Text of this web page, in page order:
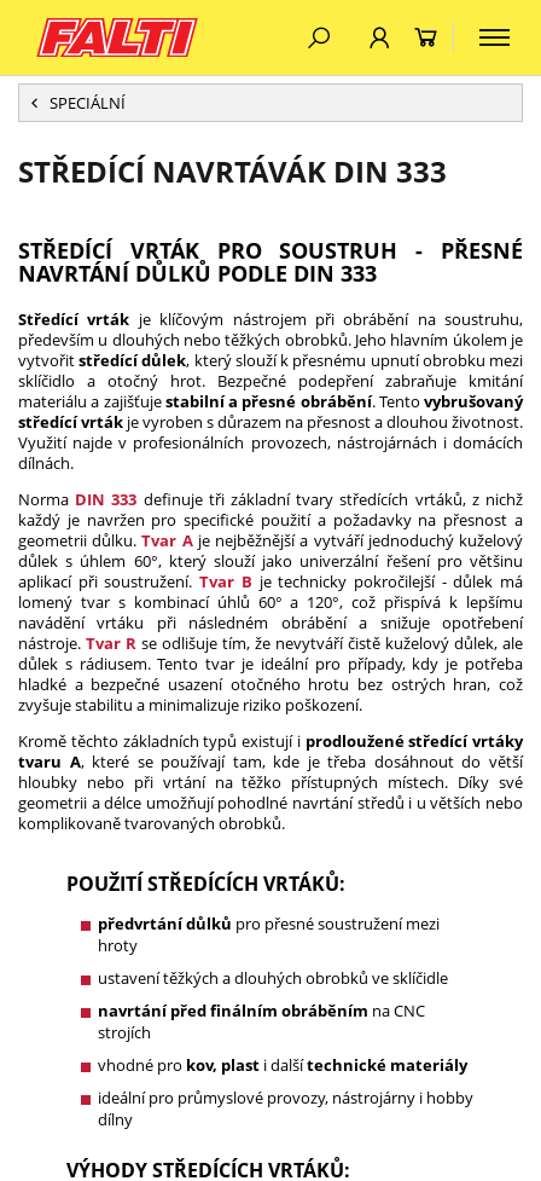
SPECIÁLNÍ
STŘEDÍCÍ NAVRTÁVÁK DIN 333
STŘEDÍCÍ VRTÁK PRO SOUSTRUH - PŘESNÉ
NAVRTÁNÍ DŮLKŮ PODLE DIN 333
Středící vrták je klíčovým nástrojem při obrábění na soustruhu,
především u dlouhých nebo těžkých obrobků. Jeho hlavním úkolem je
vytvořitstředící důlek, který slouží k přesnému upnutí obrobku mezi
sklíčidlo a otočný hrot. Bezpečné podepření zabraňuje kmitání
materiálu a zajišťujestabilní a přesné obrábění. Tento vybrušovaný
středící vrták je vyroben s důrazem na přesnost a dlouhou životnost.
Využití najde v profesionálních provozech, nástrojárnách i domácích
dílnách.
Norma DIN 333 definuje tři základní tvary středících vrtáků, z nichž
každý je navržen pro specifické použití a požadavky na přesnost a
geometrii důlku.Tvar Aje nejběžnější a vytváří jednoduchý kuželový
důlek s úhlem 60°, který slouží jako univerzální řešení pro většinu
aplikací při soustružení.Tvar B je technicky pokročilejší - důlek má
lomený tvar s kombinací úhlů 60° a 120°, což přispívá k lepšímu
navádění vrtáku při následném obrábění a snižuje opotřebení
nástroje. Tvar R se odlišuje tím, že nevytváří čistě kuželový důlek, ale
důlek s rádiusem. Tento tvar je ideální pro případy, kdy je potřeba
hladké a bezpečné usazení otočného hrotu bez ostrých hran, což
zvyšuje stabilitu a minimalizuje riziko poškození.
Kromě těchto základních typů existují i prodloužené středící vrtáky
tvaru A, které se používají tam, kde je třeba dosáhnout do větší
hloubky nebo při vrtání na těžko přístupných místech. Díky své
geometrii a délce umožňují pohodlné navrtání středů i u větších nebo
komplikovaně tvarovaných obrobků.
POUŽITÍ STŘEDÍCÍCH VRTÁKŮ:
předvrtání důlků pro přesné soustružení mezi
hroty
ustavení těžkých a dlouhých obrobků ve sklíčidle
navrtání před finálním obráběním na CNC
strojích
vhodné pro kov, plast i dalšítechnické materiály
ideální pro průmyslové provozy, nástrojárny i hobby
dílny
VÝHODY STŘEDÍCÍCH VRTÁKŮ: